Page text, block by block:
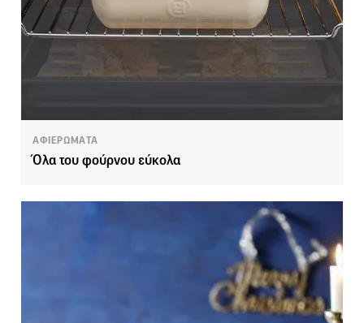
ΑΦΙΕΡΩΜΑΤΑ
Όλα του φούρνου εύκολα